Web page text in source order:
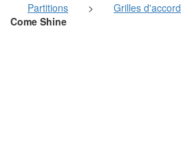
Partitions > Grilles d'accord
Come Shine